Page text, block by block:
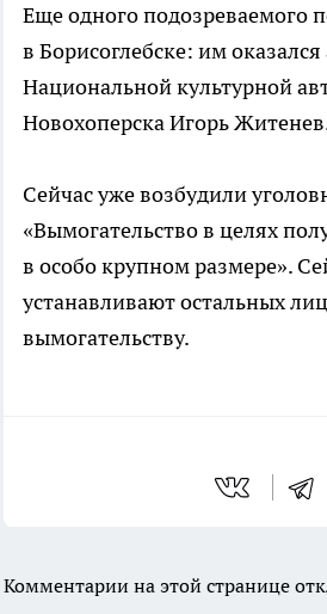
Еще одного подозреваемого
в Борисоглебске: им
Национальной культурной
Новохоперска Игорь
Сейчас уже возбудили
«Вымогательство в целях
в особо крупном размере».
устанавливают остальных
вымогательству.
Комментарии на этой странице